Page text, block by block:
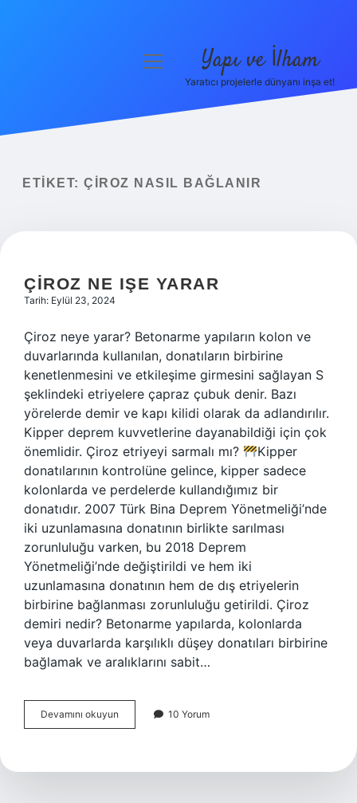
Yasal Uyarı
menüyü
Yapı ve İlham
Yaratıcı projelerle dünyanı inşa et!
ETIKET: ÇIROZ NASIL BAĞLANIR
ÇIROZ NE IŞE YARAR
Tarih: Eylül 23, 2024
Çiroz neye yarar? Betonarme yapıların kolon ve
duvarlarında kullanılan, donatıların birbirine
kenetlenmesini ve etkileşime girmesini sağlayan S
şeklindeki etriyelere çapraz çubuk denir. Bazı
yörelerde demir ve kapı kilidi olarak da adlandırılır.
Kipper deprem kuvvetlerine dayanabildiği için çok
önemlidir. Çiroz etriyeyi sarmalı mı?
Kipper
donatılarının kontrolüne gelince, kipper sadece
kolonlarda ve perdelerde kullandığımız bir
donatıdır. 2007 Türk Bina Deprem Yönetmeliği’nde
iki uzunlamasına donatının birlikte sarılması
zorunluluğu varken, bu 2018 Deprem
Yönetmeliği’nde değiştirildi ve hem iki
uzunlamasına donatının hem de dış etriyelerin
birbirine bağlanması zorunluluğu getirildi. Çiroz
demiri nedir? Betonarme yapılarda, kolonlarda
veya duvarlarda karşılıklı düşey donatıları birbirine
bağlamak ve aralıklarını sabit…
Devamını okuyun
Ne
10 Yorum